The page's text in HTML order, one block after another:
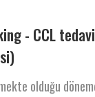
- CCL
olduğu